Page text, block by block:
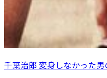
千葉治郎 変身しなかった